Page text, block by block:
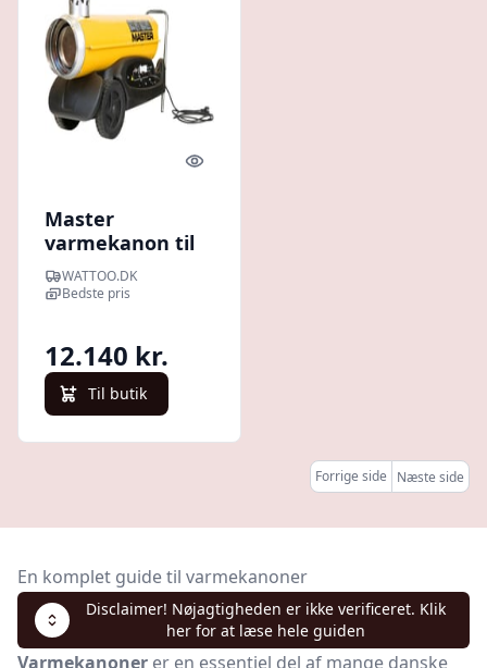
Quick look
Master
varmekanon til
skorsten, BV 77
E, 20 kW
WATTOO.DK
Bedste pris
12.140 kr.
Til butik
Forrige side Næste side
En komplet guide til varmekanoner
Disclaimer! Nøjagtigheden er ikke verificeret. Klik
her for at læse hele guiden
Varmekanoner er en essentiel del af mange danske